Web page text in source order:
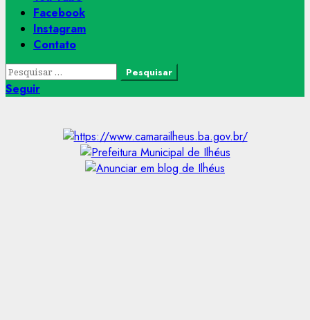
Facebook
Instagram
Contato
Pesquisar
por:
Seguir